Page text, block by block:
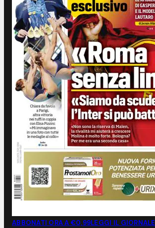
ABBONATI ORA A €0,99LEGGI IL GIORNALE